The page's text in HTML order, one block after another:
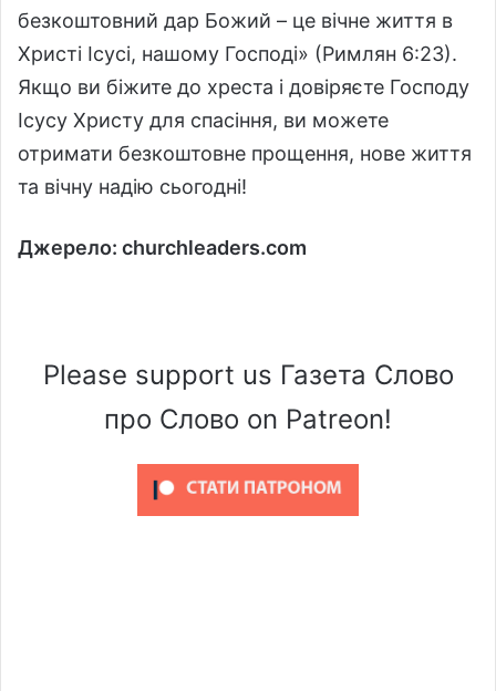
безкоштовний дар Божий – це вічне життя в
Христі Ісусі, нашому Господі» (Римлян 6:23).
Якщо ви біжите до хреста і довіряєте Господу
Ісусу Христу для спасіння, ви можете
отримати безкоштовне прощення, нове життя
та вічну надію сьогодні!
Джерело: churchleaders.com
Please support us Газета Слово
про Слово on Patreon!